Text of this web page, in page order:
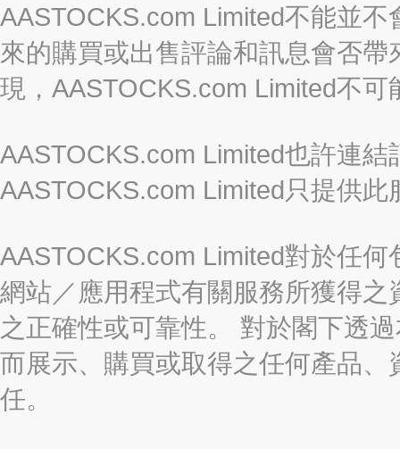
AASTOCKS.com Limited不能並
來的購買或出售評論和訊息會否
現，AASTOCKS.com Limited不
AASTOCKS.com Limited也許連
AASTOCKS.com Limited只提供
AASTOCKS.com Limited對於任
網站／應用程式有關服務所獲得
之正確性或可靠性。 對於閣下透
而展示、購買或取得之任何產品
任。